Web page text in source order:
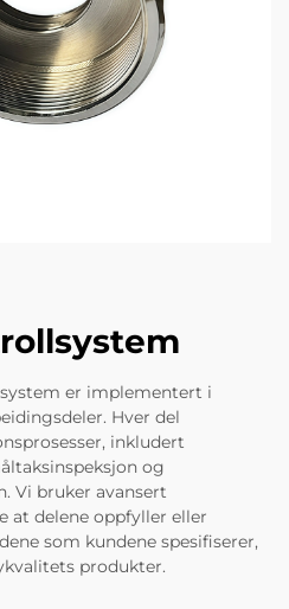
er implementert i
Hver del
inkludert
og
Vi bruker avansert
at delene oppfyller eller
som kundene spesifiserer,
produkter.